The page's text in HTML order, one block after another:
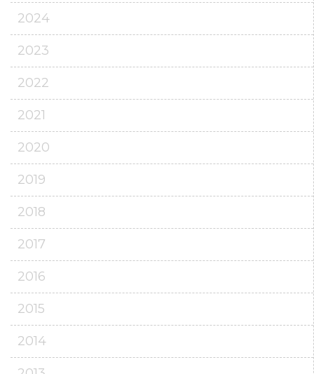
2024
2023
2022
2021
2020
2019
2018
2017
2016
2015
2014